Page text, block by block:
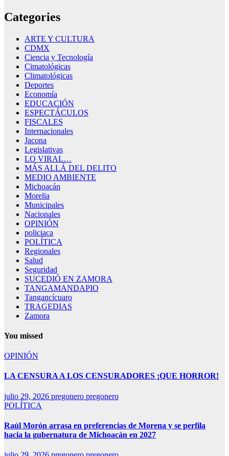
Categories
ARTE Y CULTURA
CDMX
Ciencia y Tecnología
Cimatológicas
Climatológicas
Deportes
Economía
EDUCACIÓN
ESPECTÁCULOS
FISCALES
Internacionales
Jacona
Legislativas
LO VIRAL…
MÁS ALLÁ DEL DELITO
MEDIO AMBIENTE
Michoacán
Morelia
Municipales
Nacionales
OPINIÓN
policiaca
POLÍTICA
Regionales
Salud
Seguridad
SUCEDIÓ EN ZAMORA
TANGAMANDAPIO
Tangancícuaro
TRAGEDIAS
Zamora
You missed
OPINIÓN
LA CENSURA A LOS CENSURADORES ¡QUE HORROR!
julio 29, 2026 pregonero pregonero
POLÍTICA
Raúl Morón arrasa en preferencias de Morena y se perfila
hacia la gubernatura de Michoacán en 2027